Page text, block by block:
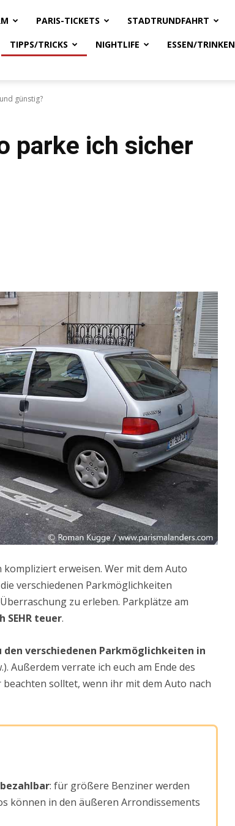
PARIS-TICKETS STADTRUNDFAHRT
TIPPS/TRICKS NIGHTLIFE ESSEN/TRINKEN
günstig?
parke ich sicher
kompliziert erweisen. Wer mit dem Auto
verschiedenen Parkmöglichkeiten
zu erleben. Parkplätze am
SEHR teuer.
verschiedenen Parkmöglichkeiten in
Außerdem verrate ich euch am Ende des
solltet, wenn ihr mit dem Auto nach
: für größere Benziner werden
können in den äußeren Arrondissements